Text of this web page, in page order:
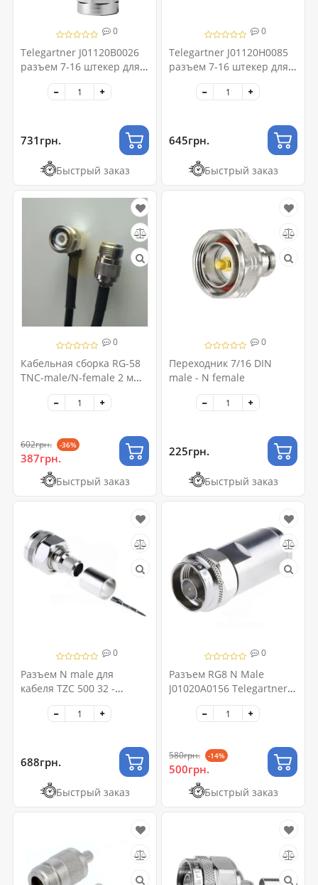
0
Telegartner J01120B0026
разъем 7-16 штекер для
фидера 1/2" угловой
731грн.
Быстрый заказ
0
Telegartner J01120H0085
разъем 7-16 штекер для
фидера 1/2
645грн.
Быстрый заказ
0
Кабельная сборка RG-58
TNC-male/N-female 2 м
Telegartner угловой
602грн. -36%
387грн.
Быстрый заказ
0
Переходник 7/16 DIN
male - N female
225грн.
Быстрый заказ
0
Разъем N male для
кабеля TZC 500 32 -
Telegaertner J01020A0127
688грн.
Быстрый заказ
0
Разъем RG8 N Male
J01020A0156 Telegartner
(Германия)
580грн. -14%
500грн.
Быстрый заказ